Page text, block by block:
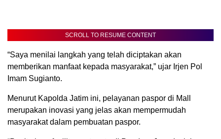
SCROLL TO RESUME CONTENT
“Saya menilai langkah yang telah diciptakan akan
memberikan manfaat kepada masyarakat,” ujar Irjen Pol
Imam Sugianto.
Menurut Kapolda Jatim ini, pelayanan paspor di Mall
merupakan inovasi yang jelas akan mempermudah
masyarakat dalam pembuatan paspor.